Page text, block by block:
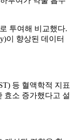
투여해 비교했다.
이 향상된 데이터
등 혈액학적 지표
효소 증가했다고 설